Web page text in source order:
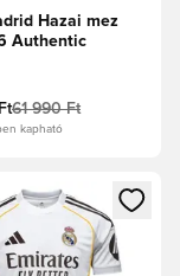
Hazai mez
Authentic
61 990 Ft
kapható
vagy a tagként
egy modált a